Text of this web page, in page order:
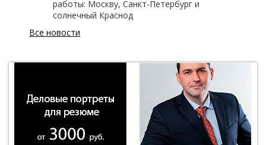
работы: Москву, Санкт-Петербург и
солнечный Краснод
Все новости